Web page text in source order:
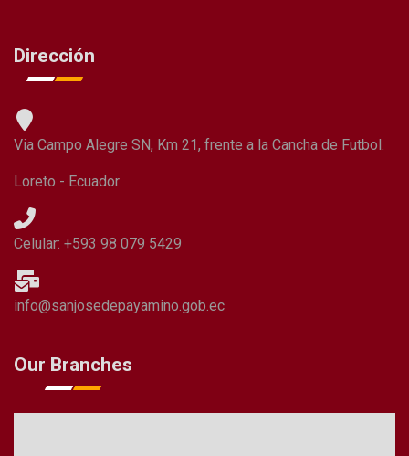
Dirección
Via Campo Alegre SN, Km 21, frente a la Cancha de Futbol.
Loreto - Ecuador
Celular: +593 98 079 5429
info@sanjosedepayamino.gob.ec
Our Branches